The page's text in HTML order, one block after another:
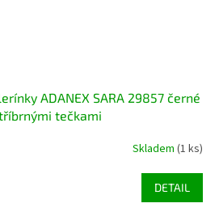
ADANEX SARA 29857 černé
tečkami
Skladem (1 ks)
DETAIL